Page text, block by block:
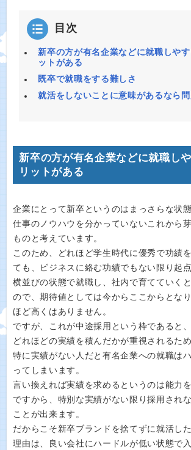
目次
新卒の方が有名企業などに就職しや
ットがある
既卒で就職をする難しさ
就活をしないことに意味があるなら
新卒の方が有名企業などに就職し
リットがある
企業にとって新卒というのはまっさらな状
仕事のノウハウを分かっていないこれから
ものと考えています。
このため、どれほど学生時代に優秀で功績
ても、ビジネスに絡む功績でもない限り起
横並びの状態で就職し、社内で育てていく
ので、期待値としては今からここからとな
ほど高くはありません。
ですが、これが中途採用という枠であると
どれほどの実績を積んだかが重視されるた
特に実績がない人だと有名企業への就職は
ってしまいます。
言い換えれば実績を求めるというのは能力
ですから、特別な実績がない限り採用され
ことが出来ます。
だからこそ新卒ブランドを捨てずに就活し
理由は、良い会社にハードルが低い状態で